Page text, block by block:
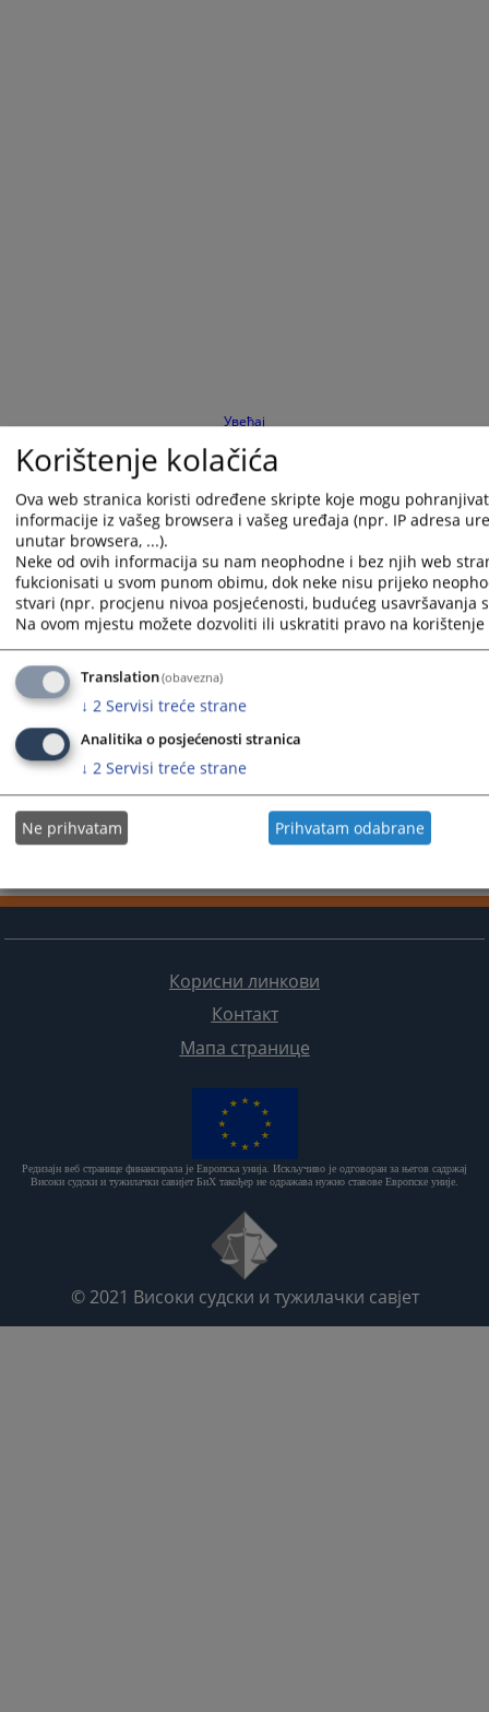
Увећај
Приказана вијест је на: Српски језик
Вијест доступна још на
Bosanski jezik Hrvatski jezik
497ПРЕГЛЕДА
Корисни линкови
Контакт
Мапа странице
Редизајн веб странице финансирала је Европска унија. Искључиво је одговоран за његов садржај
Високи судски и тужилачки савијет БиХ такођер не одражава нужно ставове Европске уније.
© 2021 Високи судски и тужилачки савјет
Korištenje kolačića
Ova web stranica koristi određene skripte koje mogu
informacije iz vašeg browsera i vašeg uređaja (npr. IP adresa
unutar browsera, ...).
Neke od ovih informacija su nam neophodne i bez njih web
fukcionisati u svom punom obimu, dok neke nisu prijeko
stvari (npr. procjenu nivoa posjećenosti, budućeg usavršavanja
Na ovom mjestu možete dozvoliti ili uskratiti pravo na
Translation(obavezna)
↓ 2 Servisi treće strane
Analitika o posjećenosti stranica
↓ 2 Servisi treće strane
Ne prihvatam Prihvatam odabrane